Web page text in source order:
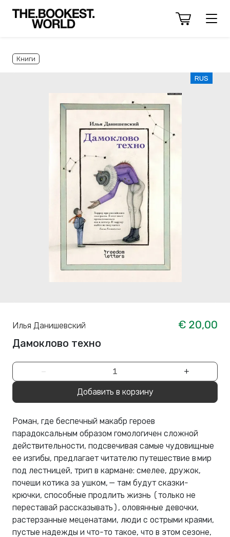
Книги
RUS
Илья Данишевский
€ 20,00
Дамоклово техно
− +
Добавить в корзину
Роман, где беспечный макабр героев
парадоксальным образом гомологичен сложной
действительности, подсвечивая самые чудовищные
ее изгибы, предлагает читателю путешествие в мир
под лестницей, трип в кармане: смелее, дружок,
почеши котика за ушком, — там будут сказки-
крючки, способные продлить жизнь (только не
переставай рассказывать), оловянные девочки,
растерзанные меценатами, люди с острыми краями,
пустые надежды и что-то такое, что в этом сезоне,